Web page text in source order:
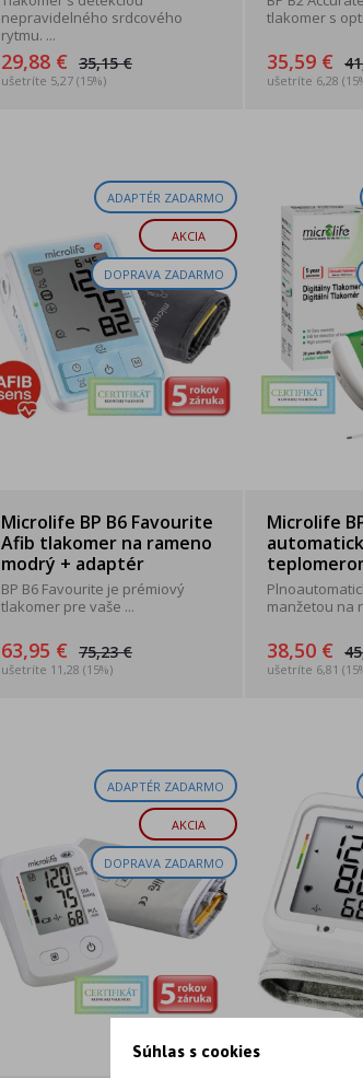
nepravidelného srdcového
rytmu. ...
29,88 € 35,15 €
ušetríte 5,27 (15%)
tlakomer s
35,59 €
ušetríte 6,28
ADAPTÉR ZADARMO
AKCIA
DOPRAVA ZADARMO
Microlife BP B6 Favourite
Afib tlakomer na rameno
modrý + adaptér
BP B6 Favourite je prémiový
tlakomer pre vaše ...
63,95 € 75,23 €
ušetríte 11,28 (15%)
Microlife
manžetou na
38,50 €
ušetríte 6,81
ADAPTÉR ZADARMO
AKCIA
DOPRAVA ZADARMO
Súhlas s cookies